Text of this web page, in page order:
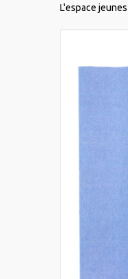
L'espace